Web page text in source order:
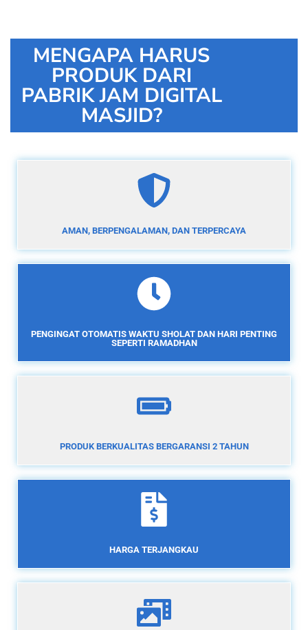
MENGAPA HARUS
PRODUK DARI
PABRIK JAM DIGITAL
MASJID?
AMAN, BERPENGALAMAN, DAN TERPERCAYA
PENGINGAT OTOMATIS WAKTU SHOLAT DAN HARI PENTING
SEPERTI RAMADHAN
PRODUK BERKUALITAS BERGARANSI 2 TAHUN
HARGA TERJANGKAU